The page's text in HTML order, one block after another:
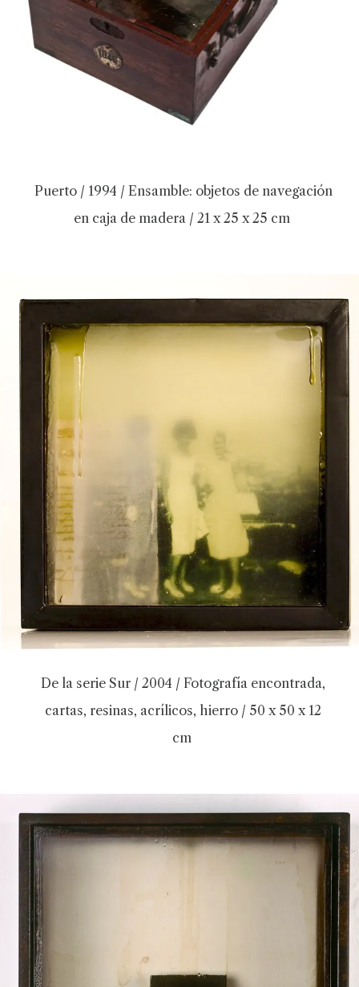
Puerto / 1994 / Ensamble: objetos de navegación
en caja de madera / 21 x 25 x 25 cm
De la serie Sur / 2004 / Fotografía encontrada,
cartas, resinas, acrílicos, hierro / 50 x 50 x 12
cm